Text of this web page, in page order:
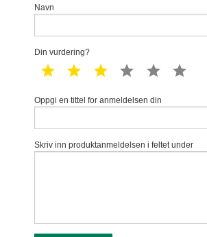
Navn
Din vurdering?
1 star 2 star 3 star 4 star 5 star
Oppgi en tittel for anmeldelsen din
Skriv inn produktanmeldelsen i feltet under